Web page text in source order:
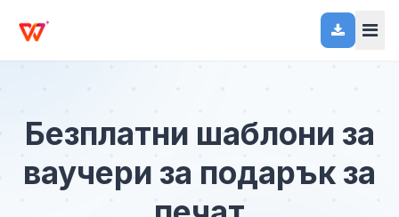
Безплатни шаблони за
ваучери за подарък за